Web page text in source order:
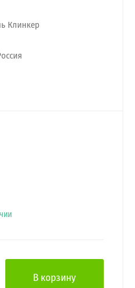
Клинкер
В корзину